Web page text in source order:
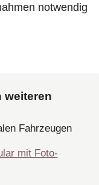
notwendig
weiteren
Fahrzeugen
mit Foto-